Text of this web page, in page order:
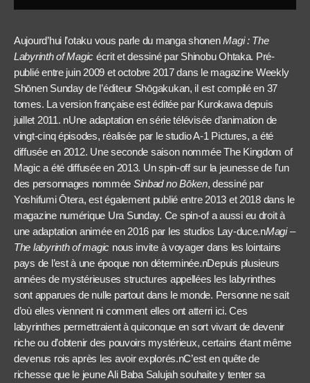
Aujourd’hui l’otaku vous parle du manga shonenMagi : The
Labyrinth of Magic écrit et dessiné par Shinobu Ohtaka. Pré-
publié entre juin 2009 et octobre 2017 dans le magazine Weekly
Shōnen Sunday de l’éditeur Shōgakukan, il est compilé en 37
tomes. La version française est éditée par Kurokawa depuis
juillet 2011. nUne adaptation en série télévisée d’animation de
vingt-cinq épisodes, réalisée par le studio A-1 Pictures, a été
diffusée en 2012. Une seconde saison nommée The Kingdom of
Magic a été diffusée en 2013. Un spin-off sur la jeunesse de l’un
des personnages nommée Sinbad no Bōken, dessiné par
Yoshifumi Ōtera, est également publié entre 2013 et 2018 dans le
magazine numérique Ura Sunday. Ce spin-of a aussi eu droit à
une adaptation animée en 2016 par les studios Lay-duce.nMagi –
The labyrinth of magic nous invite à voyager dans les lointains
pays de l’est à une époque non déterminée.nDepuis plusieurs
années de mystérieuses structures appellées les labyrinthes
sont apparues de nulle partout dans le monde. Personne ne sait
d’où elles viennent ni comment elles ont atterri ici. Ces
labyrinthes permettraient à quiconque en sort vivant de devenir
riche ou d’obtenir des pouvoirs mystérieux, certains étant même
devenus rois après les avoir explorés.nC’est en quête de
richesse que le jeune Ali Baba Salujah souhaite y tenter sa